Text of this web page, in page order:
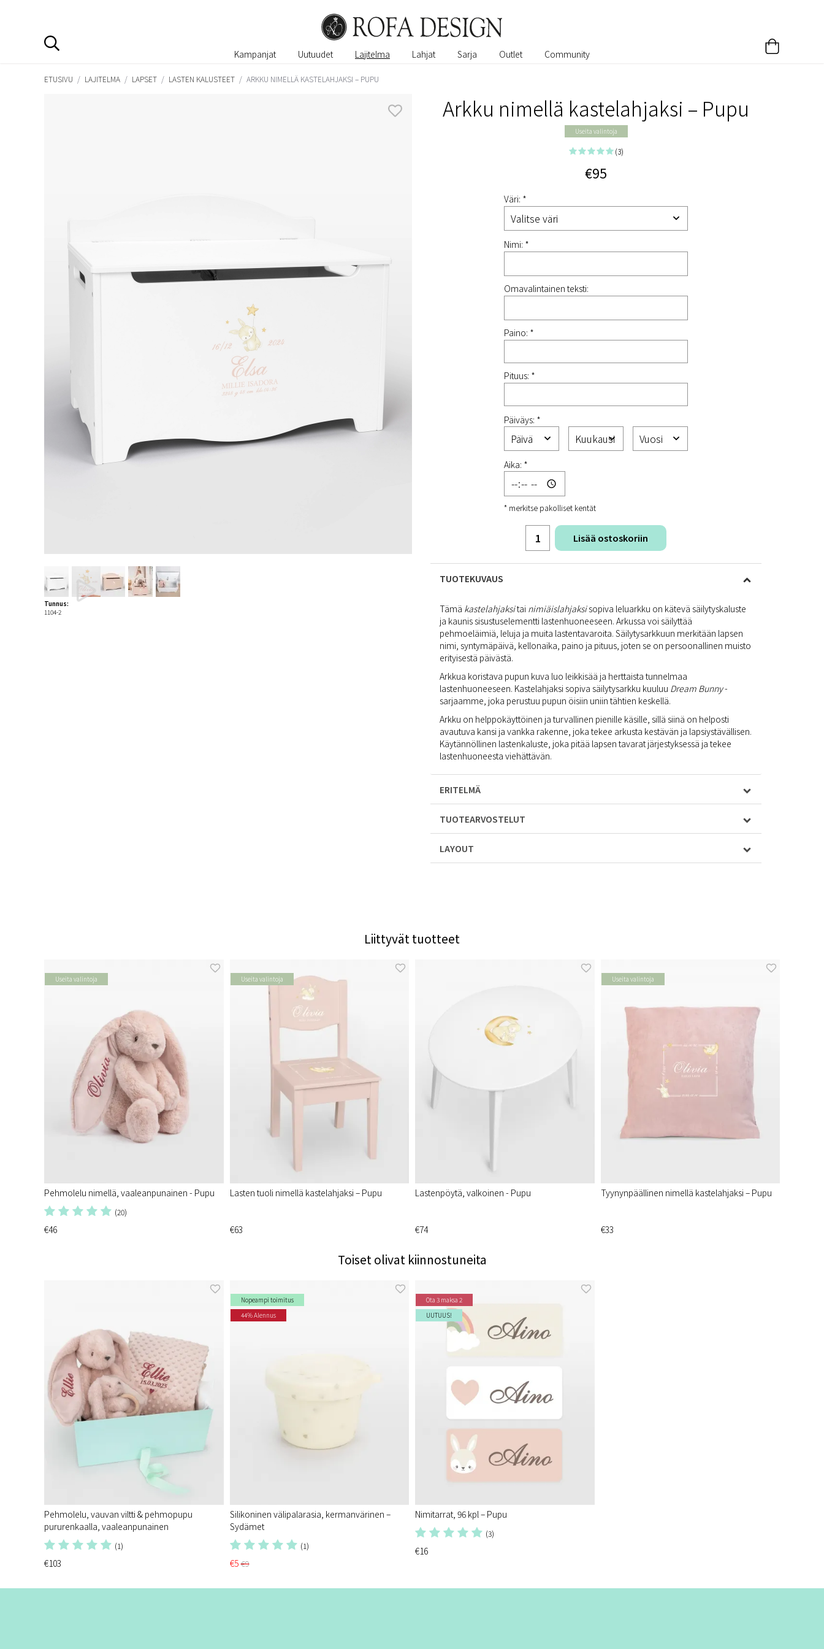
Kampanjat Uutuudet Lajitelma Lahjat Sarja Outlet Community
ETUSIVU / LAJITELMA / LAPSET / LASTEN KALUSTEET / ARKKU NIMELLÄ KASTELAHJAKSI – PUPU
Arkku nimellä kastelahjaksi – Pupu
Useita valintoja
(3)
€95
Väri: *
Nimi: *
Omavalintainen teksti:
Paino: *
Pituus: *
Päiväys: *
Aika: *
* merkitse pakolliset kentät
Lisää ostoskoriin
TUOTEKUVAUS
Tämä kastelahjaksitai nimiäislahjaksisopiva leluarkku on kätevä säilytyskaluste
ja kaunis sisustuselementti lastenhuoneeseen. Arkussa voi säilyttää
pehmoeläimiä, leluja ja muita lastentavaroita. Säilytysarkkuun merkitään lapsen
nimi, syntymäpäivä, kellonaika, paino ja pituus, joten se on persoonallinen muisto
erityisestä päivästä.
Arkkua koristava pupun kuva luo leikkisää ja herttaista tunnelmaa
lastenhuoneeseen. Kastelahjaksi sopiva säilytysarkku kuuluu Dream Bunny-
sarjaamme, joka perustuu pupun öisiin uniin tähtien keskellä.
Arkku on helppokäyttöinen ja turvallinen pienille käsille, sillä siinä on helposti
avautuva kansi ja vankka rakenne, joka tekee arkusta kestävän ja lapsiystävällisen.
Käytännöllinen lastenkaluste, joka pitää lapsen tavarat järjestyksessä ja tekee
lastenhuoneesta viehättävän.
ERITELMÄ
TUOTEARVOSTELUT
LAYOUT
Tunnus:
1104-2
Liittyvät tuotteet
Useita valintoja
Pehmolelu nimellä, vaaleanpunainen - Pupu
(20)
€46
Useita valintoja
Lasten tuoli nimellä kastelahjaksi – Pupu
€63
Lastenpöytä, valkoinen - Pupu
€74
Useita valintoja
Tyynynpäällinen nimellä kastelahjaksi – Pupu
€33
Toiset olivat kiinnostuneita
Pehmolelu, vauvan viltti & pehmopupu
pururenkaalla, vaaleanpunainen
(1)
€103
Nopeampi toimitus
44% Alennus
Silikoninen välipalarasia, kermanvärinen –
Sydämet
(1)
€5 €9
Ota 3 maksa 2
UUTUUS!
Nimitarrat, 96 kpl – Pupu
(3)
€16